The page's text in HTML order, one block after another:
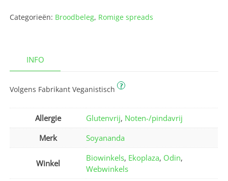
Categorieën: Broodbeleg, Romige spreads
INFO
Volgens Fabrikant Veganistisch ?
Allergie Glutenvrij, Noten-/pindavrij
Merk
Soyananda
Winkel
Biowinkels, Ekoplaza, Odin,
Webwinkels